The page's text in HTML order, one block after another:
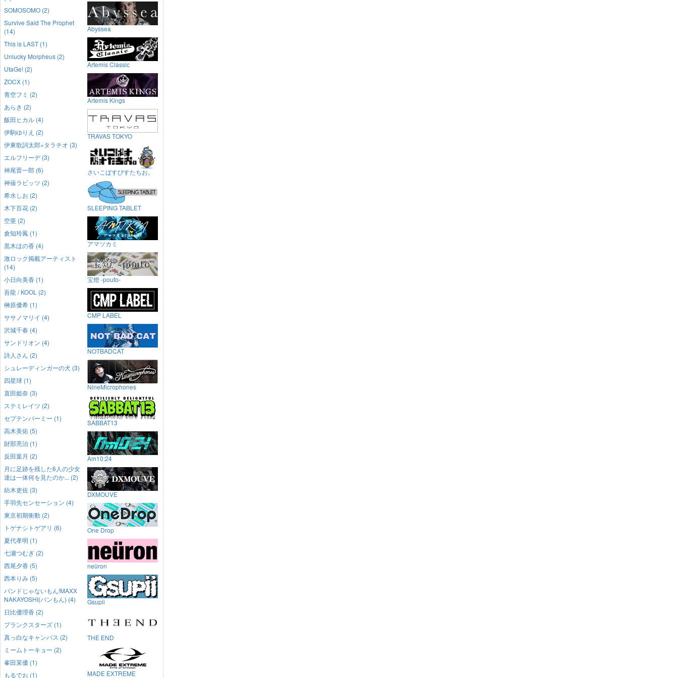
SOMOSOMO (2)
Survive Said The Prophet
(14)
This is LAST (1)
Unlucky Morpheus (2)
UtaGe! (2)
ZOCX (1)
青空フミ (2)
あらき (2)
飯田ヒカル (4)
伊駒ゆりえ (2)
伊東歌詞太郎×タラチオ (3)
エルフリーデ (3)
神尾晋一郎 (6)
神薙ラビッツ (2)
希水しお (2)
木下百花 (2)
空亜 (2)
倉知玲鳳 (1)
黒木ほの香 (4)
激ロック掲載アーティスト
(14)
小日向美香 (1)
吾龍 / KOOL (2)
榊原優希 (1)
ササノマリイ (4)
沢城千春 (4)
サンドリオン (4)
詩人さん (2)
シュレーディンガーの犬 (3)
四星球 (1)
直田姫奈 (3)
ステミレイツ (2)
セプテンバーミー (1)
高木美佑 (5)
財部亮治 (1)
反田葉月 (2)
月に足跡を残した6人の少女
達は一体何を見たのか... (2)
紡木吏佐 (3)
手羽先センセーション (4)
東京初期衝動 (2)
トゲナシトゲアリ (6)
夏代孝明 (1)
七瀬つむぎ (2)
西尾夕香 (5)
西本りみ (5)
バンドじゃないもん!MAXX
NAKAYOSHI(バンもん) (4)
日比優理香 (2)
プランクスターズ (1)
真っ白なキャンバス (2)
ミームトーキョー (2)
峯田茉優 (1)
もるでお (1)
Abyssea
Artemis Classic
Artemis Kings
TRAVAS TOKYO
さいこぱすぴすたちお。
SLEEPING TABLET
アマツカミ
宝燈 -pouto-
CMP LABEL
NOTBADCAT
NineMicrophones
SABBAT13
Am10:24
DXMOUVE
One Drop
neüron
Gsupii
THE END
MADE EXTREME